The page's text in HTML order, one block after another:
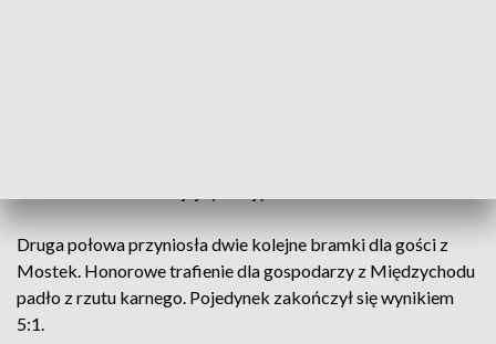
Druga połowa przyniosła dwie kolejne bramki dla gości z
Mostek. Honorowe trafienie dla gospodarzy z Międzychodu
padło z rzutu karnego. Pojedynek zakończył się wynikiem
5:1.